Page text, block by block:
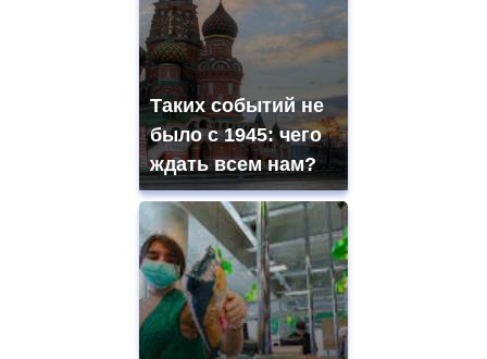
Таких событий не
было с 1945: чего
ждать всем нам?